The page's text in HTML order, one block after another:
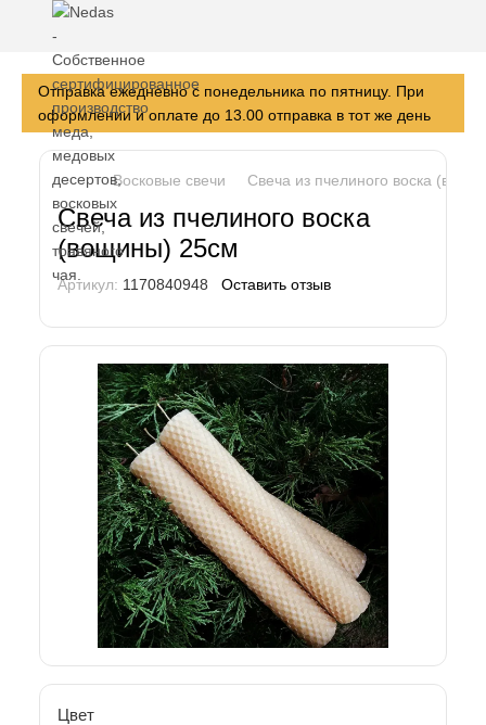
Отправка ежедневно с понедельника по пятницу. При
оформлении и оплате до 13.00 отправка в тот же день
Восковые свечи Свеча из пчелиного воска
Свеча из пчелиного воска
(вощины) 25см
Артикул: 1170840948 Оставить отзыв
Цвет